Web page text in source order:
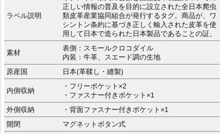
ラベル説明
正しい情報の普及を目的に設立された全日本爬虫
類皮革産業協同組合が発行するタグ。商品が、ワ
シントン条約に基づき正しく輸入された皮革を使
用して日本で造られた日本製品であることの証。
素材
表側：スモールクロコダイル
内装：牛革、スエード調の生地
原産国
日本(革鞣し・縫製)
内側収納
・フリーポケット×2
・ファスナー付きポケット×1
外側収納
・背面ファスナー付きポケット×1
開閉
マグネットボタン式